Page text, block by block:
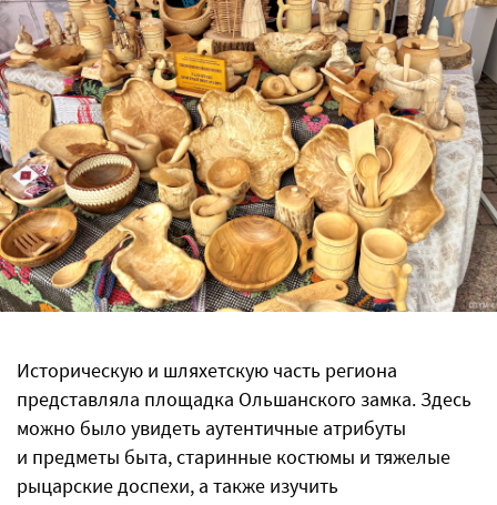
Историческую и шляхетскую часть региона
представляла площадка Ольшанского замка. Здесь
можно было увидеть аутентичные атрибуты
и предметы быта, старинные костюмы и тяжелые
рыцарские доспехи, а также изучить